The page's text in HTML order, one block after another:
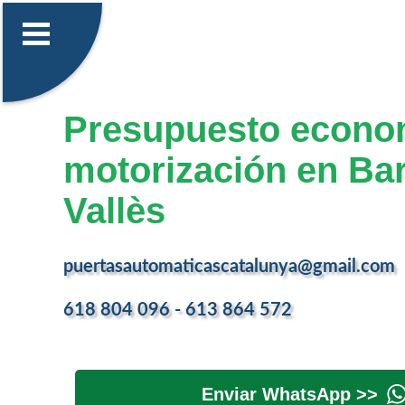
Presupuesto
motorización en
Vallès
puertasautomaticascatalunya@gmail.com
618 804 096 - 613 864 572
Enviar WhatsApp >>